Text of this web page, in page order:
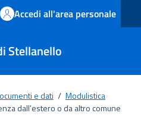
Accedi all'area personale
Stellanello
e dati / Modulistica
dall’estero o da altro comune